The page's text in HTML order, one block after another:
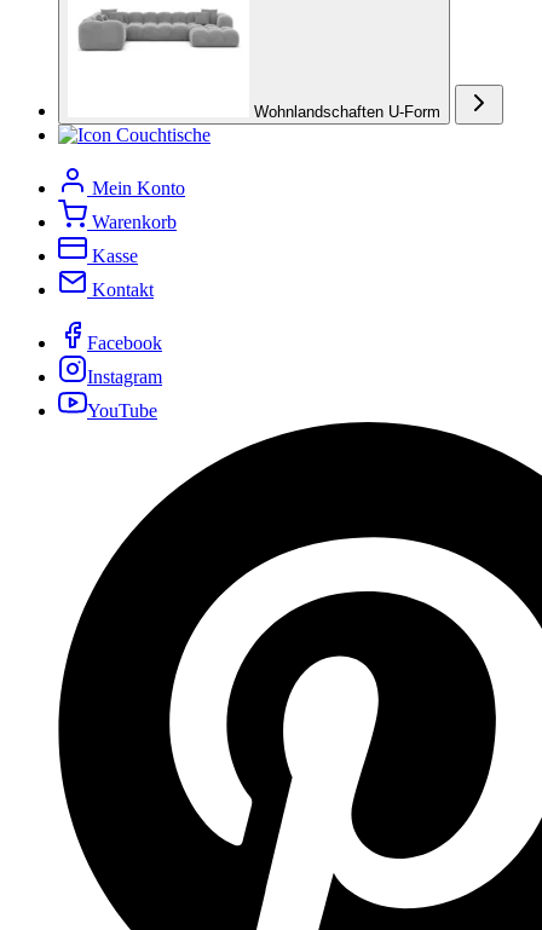
Wohnlandschaften U-Form
Couchtische
Mein Konto
Warenkorb
Kasse
Kontakt
Facebook
Instagram
YouTube